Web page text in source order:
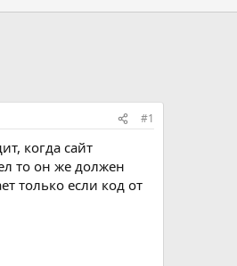
#1
когда сайт
то он же должен
только если код от